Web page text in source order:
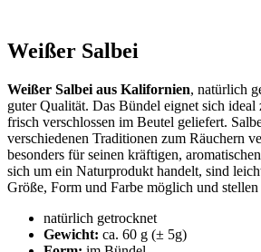
Weißer Salbei
Weißer Salbei aus Kalifornien, natürlich
guter Qualität. Das Bündel eignet sich
frisch verschlossen im Beutel geliefert.
verschiedenen Traditionen zum Räuchern
besonders für seinen kräftigen,
sich um ein Naturprodukt handelt, sind
Größe, Form und Farbe möglich und
natürlich getrocknet
Gewicht: ca. 60 g (± 5g)